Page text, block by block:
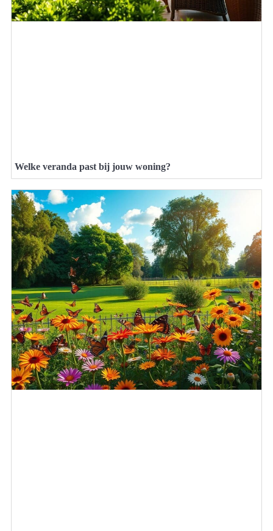
Welke veranda past bij jouw woning?